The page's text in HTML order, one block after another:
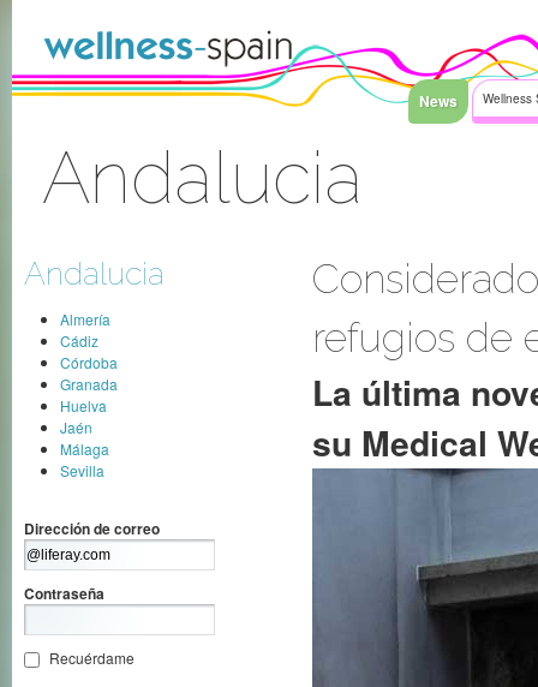
News Wellness
Andalucia
Andalucia
Almería
Cádiz
Córdoba
Granada
Huelva
Jaén
Málaga
Sevilla
Dirección de correo
Contraseña
Recuérdame
refugios de
La última
su Medical